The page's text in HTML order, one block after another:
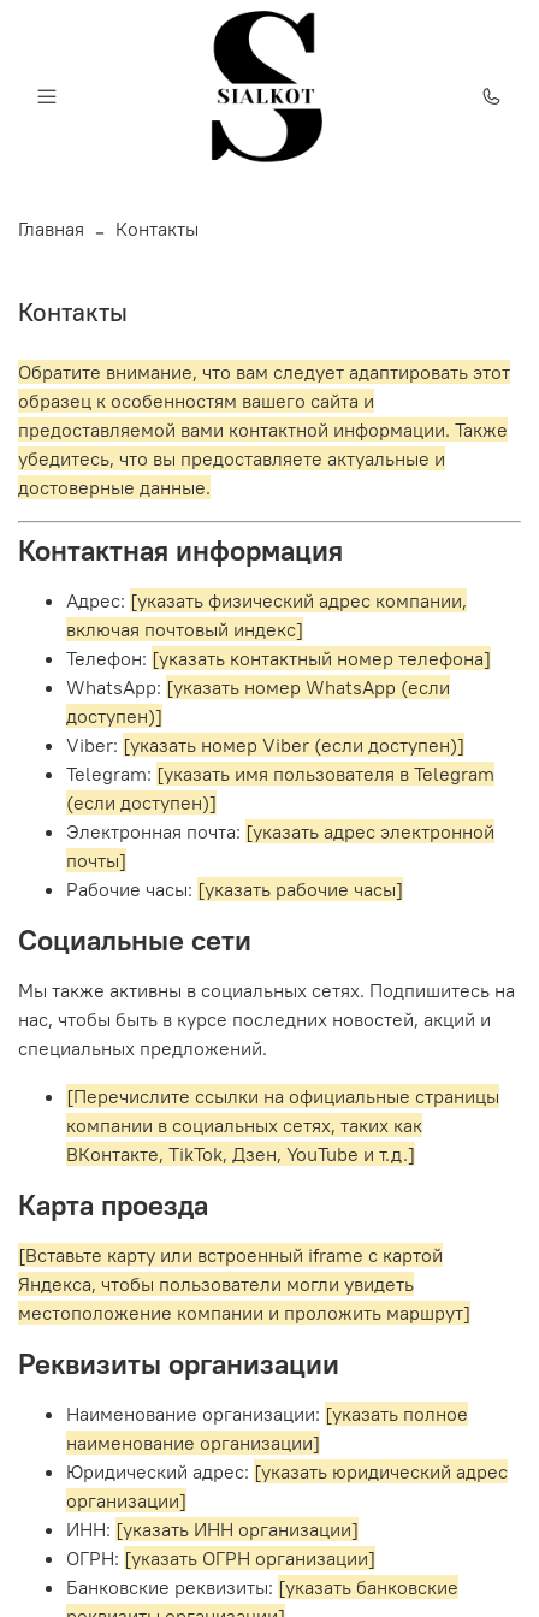
Главная Контакты
Контакты
Обратите внимание, что вам следует адаптировать этот
образец к особенностям вашего сайта и
предоставляемой вами контактной информации. Также
убедитесь, что вы предоставляете актуальные и
достоверные данные.
Контактная информация
Адрес: [указать физический адрес компании,
включая почтовый индекс]
Телефон: [указать контактный номер телефона]
WhatsApp: [указать номер WhatsApp (если
доступен)]
Viber: [указать номер Viber (если доступен)]
Telegram: [указать имя пользователя в Telegram
(если доступен)]
Электронная почта: [указать адрес электронной
почты]
Рабочие часы: [указать рабочие часы]
Социальные сети
Мы также активны в социальных сетях. Подпишитесь на
нас, чтобы быть в курсе последних новостей, акций и
специальных предложений.
[Перечислите ссылки на официальные страницы
компании в социальных сетях, таких как
ВКонтакте, TikTok, Дзен, YouTube и т.д.]
Карта проезда
[Вставьте карту или встроенный iframe с картой
Яндекса, чтобы пользователи могли увидеть
местоположение компании и проложить маршрут]
Реквизиты организации
Наименование организации: [указать полное
наименование организации]
Юридический адрес: [указать юридический адрес
организации]
ИНН: [указать ИНН организации]
ОГРН: [указать ОГРН организации]
Банковские реквизиты: [указать банковские